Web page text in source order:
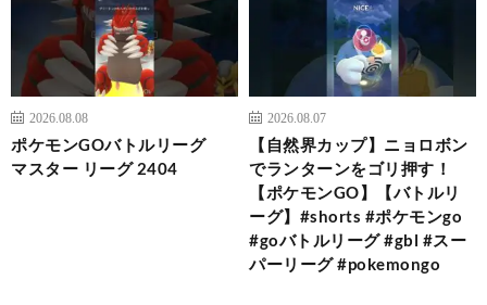
2026.08.08
ポケモンGOバトルリーグ
マスター リーグ 2404
2026.08.07
【自然界カップ】ニョロボン
でランターンをゴリ押す！
【ポケモンGO】【バトルリ
ーグ】#shorts #ポケモンgo
#goバトルリーグ #gbl #スー
パーリーグ #pokemongo